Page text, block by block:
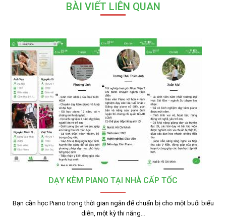
BÀI VIẾT LIÊN QUAN
DẠY KÈM PIANO TẠI NHÀ CẤP TỐC
Bạn cần học Piano trong thời gian ngắn để chuẩn bị cho một buổi biểu
diễn, một kỳ thi năng…